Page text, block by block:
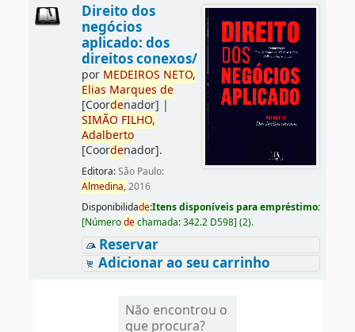
Direito dos
negócios
aplicado: dos
direitos conexos/
por MEDEIROS NETO,
Elias Marques de
[Coordenador] |
SIMÃO FILHO,
Adalberto
[Coordenador].
Editora:São Paulo:
Almedina,2016
Disponibilidade:Itens disponíveis para empréstimo:
[Númerodechamada:342.2 D598] (2).
Reservar
Adicionar ao seu carrinho
Não encontrou o
que procura?